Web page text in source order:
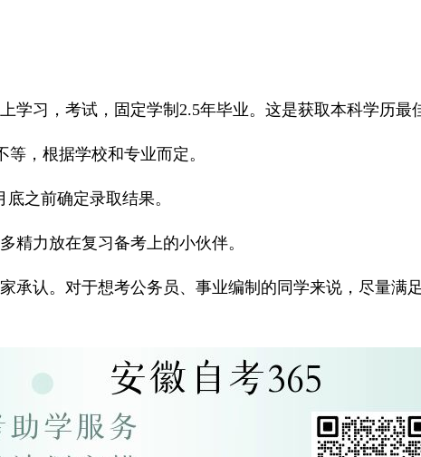
学习，考试，固定学制2.5年毕业。这是获取本科学历最
等，根据学校和专业而定。
之前确定录取结果。
精力放在复习备考上的小伙伴。
承认。对于想考公务员、事业编制的同学来说，尽量满